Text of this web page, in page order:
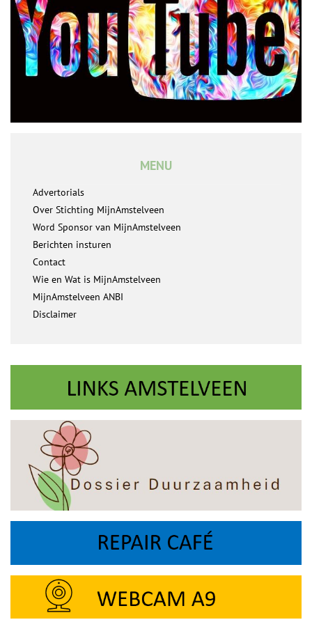
MENU
Advertorials
Over Stichting MijnAmstelveen
Word Sponsor van MijnAmstelveen
Berichten insturen
Contact
Wie en Wat is MijnAmstelveen
MijnAmstelveen ANBI
Disclaimer